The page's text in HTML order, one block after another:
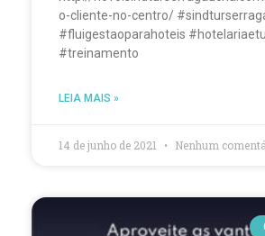
o-cliente-no-centro/
#fluigestaoparahoteis
#treinamento
LEIA MAIS »
14 de junho de 2021 Nenhum